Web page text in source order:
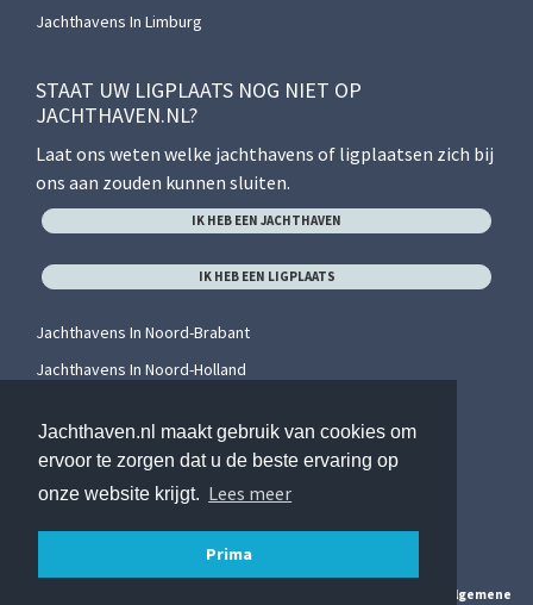
Jachthaven.nl maakt gebruik van cookies om
ervoor te zorgen dat u de beste ervaring op
onze website krijgt. Lees meer
Prima
Jachthavens In Limburg
STAAT UW LIGPLAATS NOG NIET OP
JACHTHAVEN.NL?
Laat ons weten welke jachthavens of ligplaatsen zich bij
ons aan zouden kunnen sluiten.
IK HEB EEN JACHTHAVEN
IK HEB EEN LIGPLAATS
Jachthavens In Noord-Brabant
Jachthavens In Noord-Holland
Jachthavens In Utrecht
algemene